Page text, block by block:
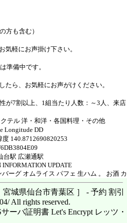
方も含む）
気軽にお声掛け下さい。
準備中です。
たら、お気軽にお声がけください。
が7割以上、1組当たり人数：～3人、来
テル 洋・和洋・各国料理・その他
Longitude DD
140.8712690820253
台駅 広瀬通駅
INFORMATION UPDATE
ーグ オムライス パフェ 生ハム 。 お酒
宮城県仙台市青葉区 ］ - 予約 割
All rights reserved.
サーバ証明書 Let's Encrypt レッツ